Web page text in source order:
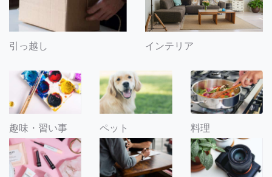
引っ越し インテリア
趣味・習い事 ペット 料理